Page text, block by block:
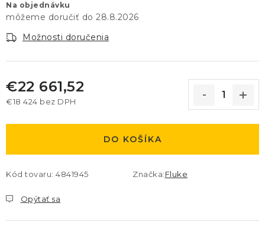
Na objednávku
28.8.2026
Možnosti doručenia
€22 661,52
€18 424 bez DPH
DO KOŠÍKA
Kód tovaru: 4841945 Značka:Fluke
Opýtať sa